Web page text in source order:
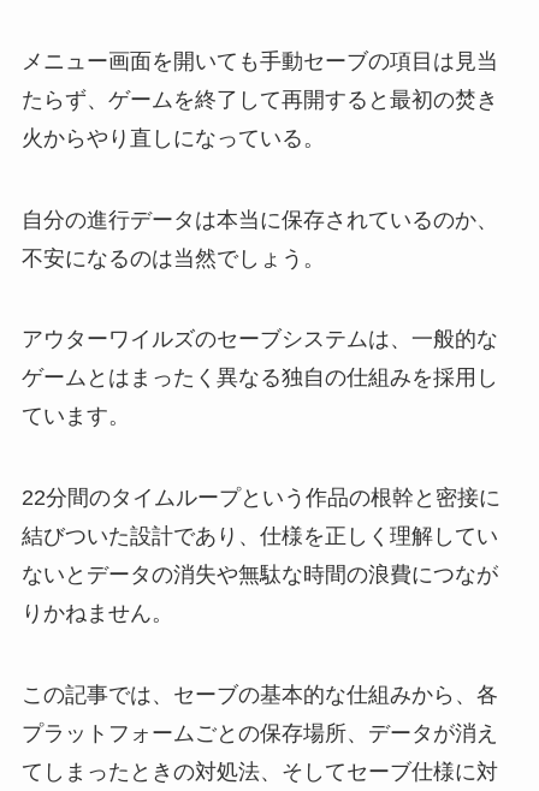
メニュー画面を開いても手動セーブの項目は見当
たらず、ゲームを終了して再開すると最初の焚き
火からやり直しになっている。
自分の進行データは本当に保存されているのか、
不安になるのは当然でしょう。
アウターワイルズのセーブシステムは、一般的な
ゲームとはまったく異なる独自の仕組みを採用し
ています。
22分間のタイムループという作品の根幹と密接に
結びついた設計であり、仕様を正しく理解してい
ないとデータの消失や無駄な時間の浪費につなが
りかねません。
この記事では、セーブの基本的な仕組みから、各
プラットフォームごとの保存場所、データが消え
てしまったときの対処法、そしてセーブ仕様に対